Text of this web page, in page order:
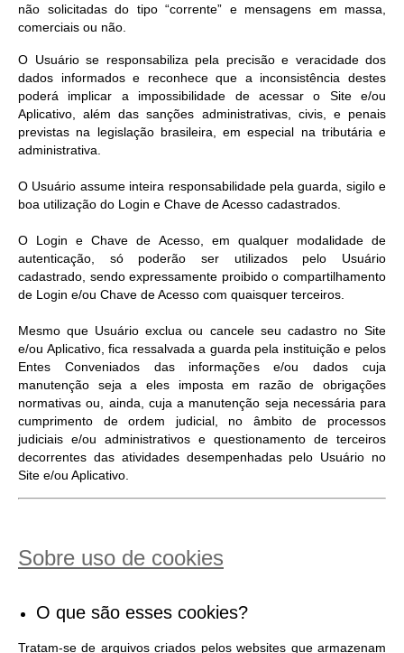
não solicitadas do tipo “corrente” e mensagens em massa,
comerciais ou não.
O Usuário se responsabiliza pela precisão e veracidade dos
dados informados e reconhece que a inconsistência destes
poderá implicar a impossibilidade de acessar o Site e/ou
Aplicativo, além das sanções administrativas, civis, e penais
previstas na legislação brasileira, em especial na tributária e
administrativa.
O Usuário assume inteira responsabilidade pela guarda, sigilo e
boa utilização do Login e Chave de Acesso cadastrados.
O Login e Chave de Acesso, em qualquer modalidade de
autenticação, só poderão ser utilizados pelo Usuário
cadastrado, sendo expressamente proibido o compartilhamento
de Login e/ou Chave de Acesso com quaisquer terceiros.
Mesmo que Usuário exclua ou cancele seu cadastro no Site
e/ou Aplicativo, fica ressalvada a guarda pela instituição e pelos
Entes Conveniados das informações e/ou dados cuja
manutenção seja a eles imposta em razão de obrigações
normativas ou, ainda, cuja a manutenção seja necessária para
cumprimento de ordem judicial, no âmbito de processos
judiciais e/ou administrativos e questionamento de terceiros
decorrentes das atividades desempenhadas pelo Usuário no
Site e/ou Aplicativo.
Sobre uso de cookies
O que são esses cookies?
Tratam-se de arquivos criados pelos websites que armazenam